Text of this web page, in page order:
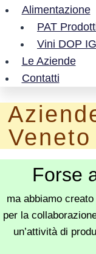
Alimentazione
PAT
Vini DOP
Le Aziende
Contatti
Forse
ma abbiamo
per la
un’attività di